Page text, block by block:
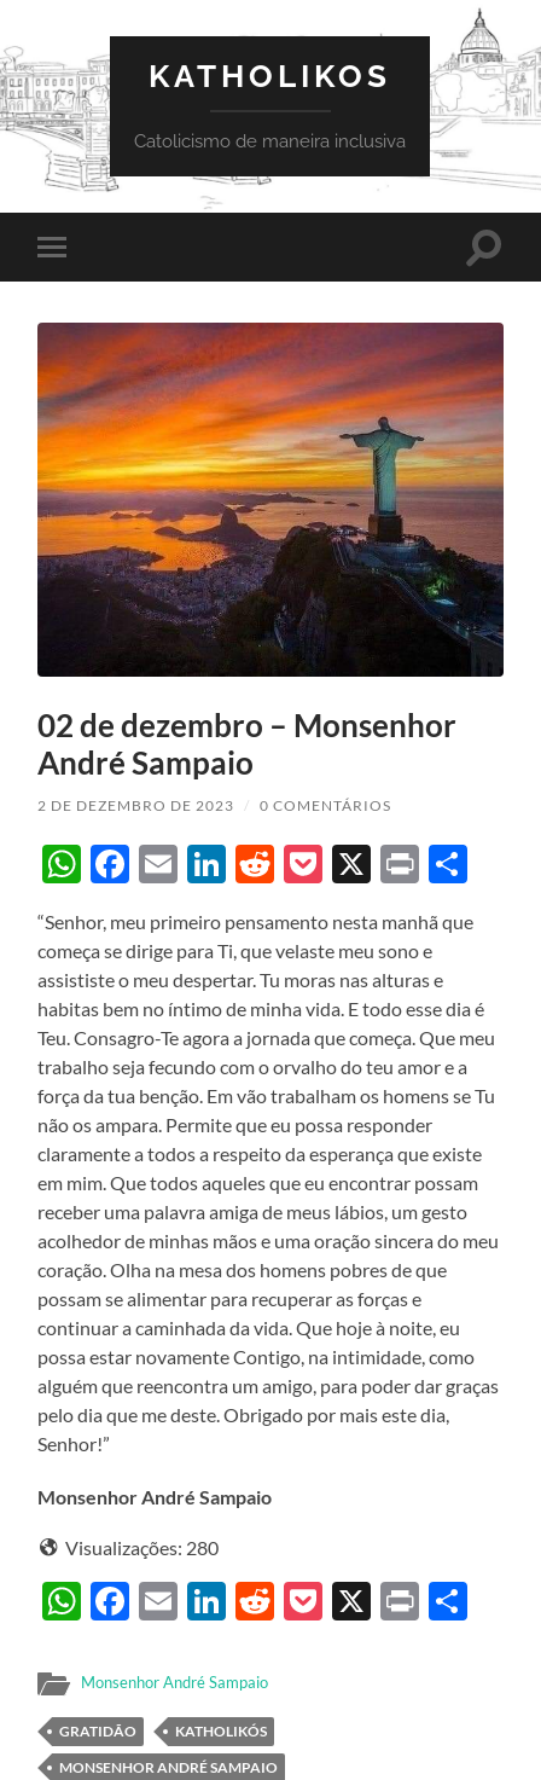
KATHOLIKOS
Catolicismo de maneira inclusiva
Toggle
mobile
Toggle
02 de dezembro – Monsenhor
André Sampaio
2 DE DEZEMBRO DE 2023 / 0 COMENTÁRIOS
WhatsApp
Facebook
EmailLinkedIn
Reddit
Pocket
X Print
“Senhor, meu primeiro pensamento nesta manhã que
começa se dirige para Ti, que velaste meu sono e
assististe o meu despertar. Tu moras nas alturas e
habitas bem no íntimo de minha vida. E todo esse dia é
Teu. Consagro-Te agora a jornada que começa. Que meu
trabalho seja fecundo com o orvalho do teu amor e a
força da tua benção. Em vão trabalham os homens se Tu
não os ampara. Permite que eu possa responder
claramente a todos a respeito da esperança que existe
em mim. Que todos aqueles que eu encontrar possam
receber uma palavra amiga de meus lábios, um gesto
acolhedor de minhas mãos e uma oração sincera do meu
coração. Olha na mesa dos homens pobres de que
possam se alimentar para recuperar as forças e
continuar a caminhada da vida. Que hoje à noite, eu
possa estar novamente Contigo, na intimidade, como
alguém que reencontra um amigo, para poder dar graças
pelo dia que me deste. Obrigado por mais este dia,
Senhor!”
Monsenhor André Sampaio
Visualizações: 280
WhatsApp
Facebook
EmailLinkedIn
Reddit
Pocket
X Print
Monsenhor André Sampaio
GRATIDÃO
KATHOLIKÓS
MONSENHOR ANDRÉ SAMPAIO